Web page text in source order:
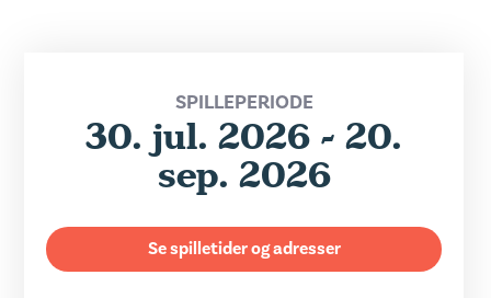
SPILLEPERIODE
30. jul. 2026 - 20.
sep. 2026
Se spilletider og adresser